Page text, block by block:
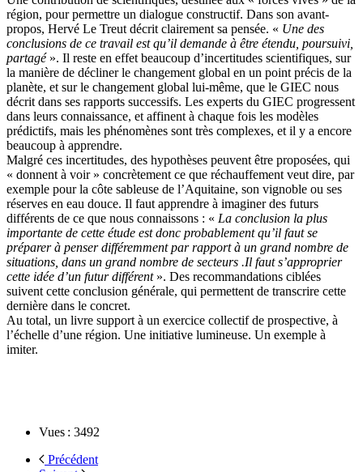
région, pour permettre un dialogue constructif. Dans son avant-
propos, Hervé Le Treut décrit clairement sa pensée. « Une des
conclusions de ce travail est qu’il demande à être étendu, poursuivi,
partagé». Il reste en effet beaucoup d’incertitudes scientifiques, sur
la manière de décliner le changement global en un point précis de la
planète, et sur le changement global lui-même, que le GIEC nous
décrit dans ses rapports successifs. Les experts du GIEC progressent
dans leurs connaissance, et affinent à chaque fois les modèles
prédictifs, mais les phénomènes sont très complexes, et il y a encore
beaucoup à apprendre.
Malgré ces incertitudes, des hypothèses peuvent être proposées, qui
« donnent à voir » concrètement ce que réchauffement veut dire, par
exemple pour la côte sableuse de l’Aquitaine, son vignoble ou ses
réserves en eau douce. Il faut apprendre à imaginer des futurs
différents de ce que nous connaissons : « La conclusion la plus
importante de cette étude est donc probablement qu’il faut se
préparer à penser différemment par rapport à un grand nombre de
situations, dans un grand nombre de secteurs .Il faut s’approprier
cette idée d’un futur différent». Des recommandations ciblées
suivent cette conclusion générale, qui permettent de transcrire cette
dernière dans le concret.
Au total, un livre support à un exercice collectif de prospective, à
l’échelle d’une région. Une initiative lumineuse. Un exemple à
imiter.
Vues : 3492
Précédent